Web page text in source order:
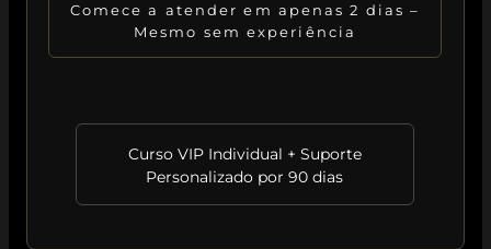
Comece a atender em apenas 2 dias –
Mesmo sem experiência
Curso VIP Individual + Suporte
Personalizado por 90 dias